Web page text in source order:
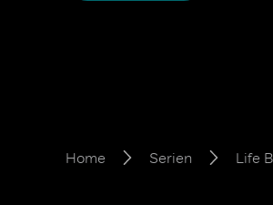
Home Serien Life